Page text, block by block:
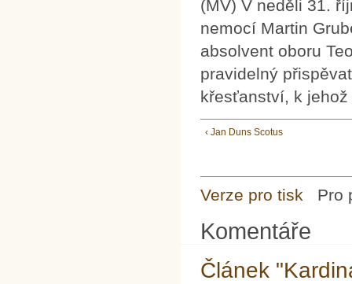
(MV) V neděli 31.
nemocí Martin
absolvent oboru
pravidelný
křesťanství, k
‹ Jan Duns Scotus
Verze pro tisk Pro
Komentáře
Článek